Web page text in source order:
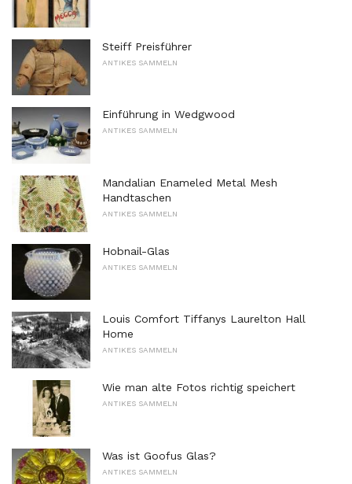
Steiff Preisführer
ANTIKES SAMMELN
Einführung in Wedgwood
ANTIKES SAMMELN
Mandalian Enameled Metal Mesh
Handtaschen
ANTIKES SAMMELN
Hobnail-Glas
ANTIKES SAMMELN
Louis Comfort Tiffanys Laurelton Hall
Home
ANTIKES SAMMELN
Wie man alte Fotos richtig speichert
ANTIKES SAMMELN
Was ist Goofus Glas?
ANTIKES SAMMELN